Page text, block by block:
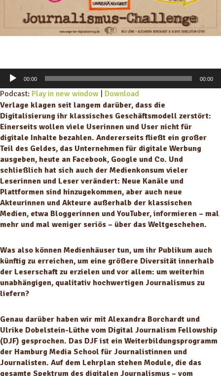
d
i
o
-
P
l
a
y
e
r
00:00 00:00
Podcast: Play in new window
Download
Verlage klagen seit langem darüber, dass die
Digitalisierung ihr klassisches Geschäftsmodell zerstört:
Einerseits wollen viele Userinnen und User nicht für
digitale Inhalte bezahlen. Andererseits fließt ein großer
Teil des Geldes, das Unternehmen für digitale Werbung
ausgeben, heute an Facebook, Google und Co. Und
schließlich hat sich auch der Medienkonsum vieler
Leserinnen und Leser verändert: Neue Kanäle und
Plattformen sind hinzugekommen, aber auch neue
Akteurinnen und Akteure außerhalb der klassischen
Medien, etwa Bloggerinnen und YouTuber, informieren – mal
mehr und mal weniger seriös – über das Weltgeschehen.
Was also können Medienhäuser tun, um ihr Publikum auch
künftig zu erreichen, um eine größere Diversität innerhalb
der Leserschaft zu erzielen und vor allem: um weiterhin
unabhängigen, qualitativ hochwertigen Journalismus zu
liefern?
Genau darüber haben wir mit Alexandra Borchardt und
Ulrike Dobelstein-Lüthe vom Digital Journalism Fellowship
(DJF) gesprochen. Das DJF ist ein Weiterbildungsprogramm
der Hamburg Media School für Journalistinnen und
Journalisten. Auf dem Lehrplan stehen Module, die das
gesamte Spektrum des digitalen Journalismus – vom